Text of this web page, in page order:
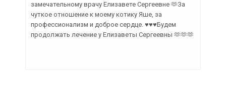
замечательному врачу Елизавете Сергеевне 🫶За
чуткое отношение к моему котику Яше, за
профессионализм и доброе сердце. ♥️♥️♥️Будем
продолжать лечение у Елизаветы Сергеевны 🫶🫶🫶